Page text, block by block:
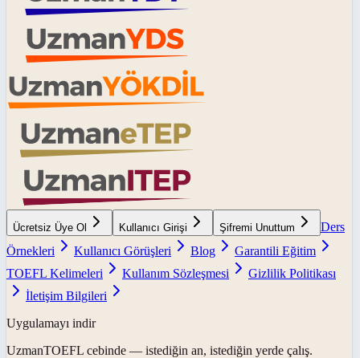
Ücretsiz Üye Ol Kullanıcı Girişi Şifremi Unuttum
Ders
Örnekleri
Kullanıcı Görüşleri Blog
Garantili Eğitim
TOEFL Kelimeleri
Kullanım Sözleşmesi
Gizlilik Politikası
İletişim Bilgileri
Uygulamayı indir
UzmanTOEFL cebinde — istediğin an, istediğin yerde çalış.